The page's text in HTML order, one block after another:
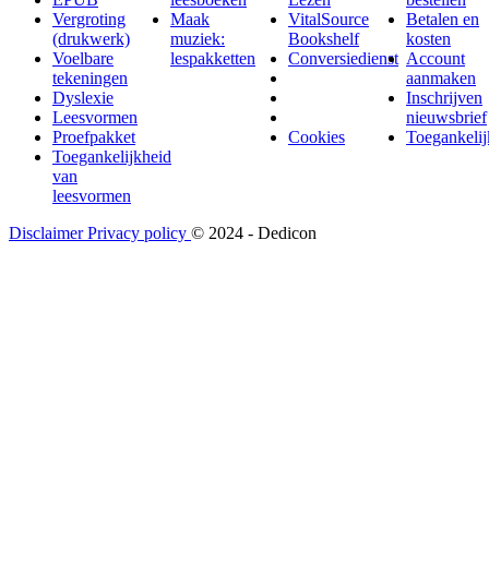
Vergroting
(drukwerk)
Voelbare
tekeningen
Dyslexie
Leesvormen
Proefpakket
Toegankelijkheid
van
leesvormen
Maak
muziek:
lespakketten
VitalSource
Bookshelf
Conversiedienst
Cookies
Betalen en
kosten
Account
aanmaken
Inschrijven
nieuwsbrief
DisclaimerPrivacy policy © 2024 - Dedicon